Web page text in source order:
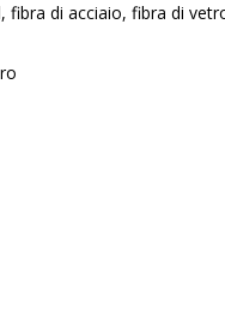
fibra di acciaio, fibra di